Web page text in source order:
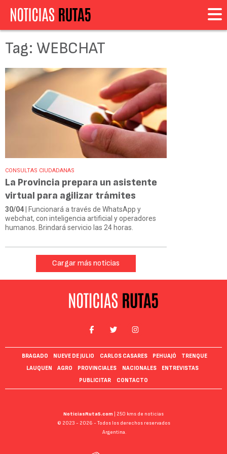
Tag: WEBCHAT
CONSULTAS CIUDADANAS
La Provincia prepara un asistente
virtual para agilizar trámites
30/04 | Funcionará a través de WhatsApp y
webchat, con inteligencia artificial y operadores
humanos. Brindará servicio las 24 horas.
Cargar más noticias
BRAGADO NUEVE DE JULIO CARLOS CASARES PEHUAJÓ
TRENQUE
LAUQUEN
AGRO PROVINCIALES NACIONALES
ENTREVISTAS
PUBLICITAR
CONTACTO
NoticiasRuta5.com
| 250 kms de noticias
© 2023 - 2026 - Todos los derechos reservados
Argentina.